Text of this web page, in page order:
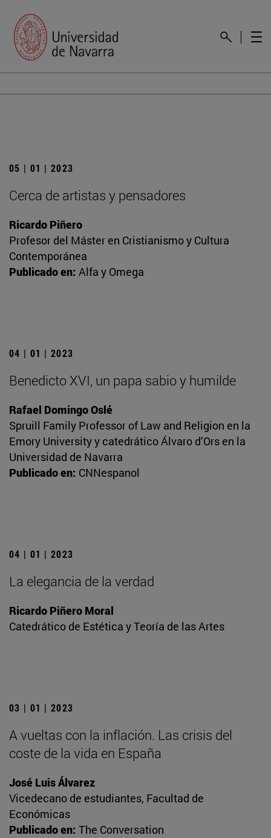
05 | 01 | 2023
Cerca de artistas y pensadores
Ricardo Piñero
Profesor del Máster en Cristianismo y Cultura
Contemporánea
Publicado en: Alfa y Omega
04 | 01 | 2023
Benedicto XVI, un papa sabio y humilde
Rafael Domingo Oslé
Spruill Family Professor of Law and Religion en la
Emory University y catedrático Álvaro d’Ors en la
Universidad de Navarra
Publicado en: CNNespanol
04 | 01 | 2023
La elegancia de la verdad
Ricardo Piñero Moral
Catedrático de Estética y Teoría de las Artes
03 | 01 | 2023
A vueltas con la inflación. Las crisis del
coste de la vida en España
José Luis Álvarez
Vicedecano de estudiantes, Facultad de
Económicas
Publicado en: The Conversation